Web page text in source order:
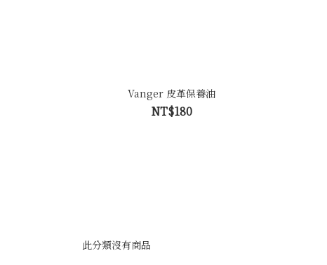
Vanger 皮革保養油
NT$180
此分類沒有商品